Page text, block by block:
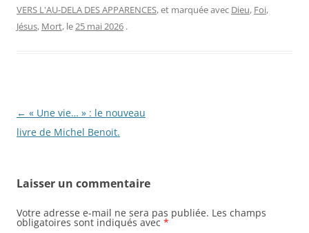
VERS L'AU-DELA DES APPARENCES, et marquée avec Dieu, Foi,
Jésus, Mort, le25 mai 2026 .
Navigation
des
← « Une vie… » : le nouveau
livre de Michel Benoit.
Laisser un commentaire
Votre adresse e-mail ne sera pas publiée. Les champs
obligatoires sont indiqués avec *